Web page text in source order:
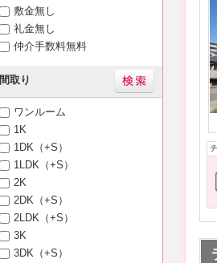
敷金無し
礼金無し
仲介手数料無料
間取り
ワンルーム
1K
1DK（+S）
1LDK（+S）
2K
2DK（+S）
2LDK（+S）
3K
3DK（+S）